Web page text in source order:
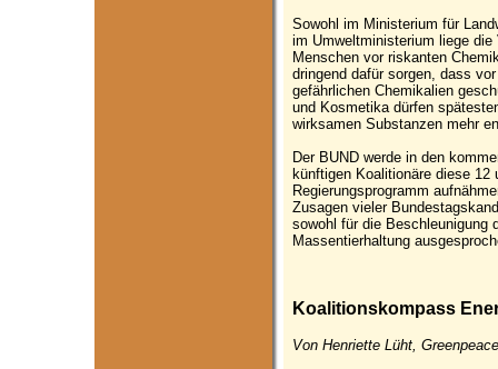
Sowohl im Ministerium für
im Umweltministerium liege
Menschen vor riskanten
dringend dafür sorgen, dass
gefährlichen Chemikalien
und Kosmetika dürfen
wirksamen Substanzen mehr
Der BUND werde in den
künftigen Koalitionäre diese
Regierungsprogramm
Zusagen vieler
sowohl für die Beschleunigung
Massentierhaltung
Koalitionskompass
Von Henriette Lüht,